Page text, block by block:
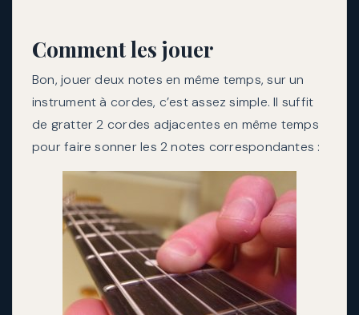
Comment les jouer
Bon, jouer deux notes en même temps, sur un
instrument à cordes, c’est assez simple. Il suffit
de gratter 2 cordes adjacentes en même temps
pour faire sonner les 2 notes correspondantes :